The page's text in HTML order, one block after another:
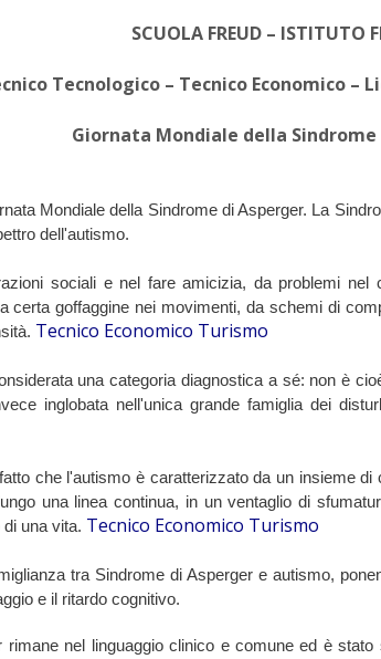
SCUOLA FREUD – ISTITUTO
Tecnologico – Tecnico Economico –
Giornata Mondiale della
Mondiale della Sindrome di Asperger. La
dell'autismo.
sociali e nel fare amicizia, da problemi nel
certa goffaggine nei movimenti, da schemi di
Tecnico Economico Turismo
una categoria diagnostica a sé: non è
inglobata nell'unica grande famiglia dei
che l'autismo è caratterizzato da un insieme di
una linea continua, in un ventaglio di
una vita. Tecnico Economico Turismo
tra Sindrome di Asperger e autismo,
e il ritardo cognitivo.
nel linguaggio clinico e comune ed è